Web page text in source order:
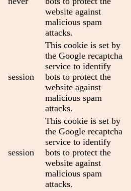
website against
malicious spam
attacks.
session
This cookie is set by
the Google recaptcha
service to identify
bots to protect the
website against
malicious spam
attacks.
session
This cookie is set by
the Google recaptcha
service to identify
bots to protect the
website against
malicious spam
attacks.